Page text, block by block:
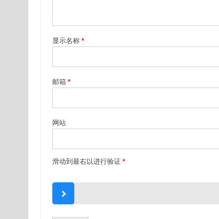
显示名称*
邮箱*
网站
滑动到最右以进行验证 *